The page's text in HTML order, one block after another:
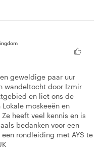
geweldige paar uur
wandeltocht door Izmir
en liet ons de
moskeeën en
heeft veel kennis en is
bedanken voor een
rondleiding met AYS te